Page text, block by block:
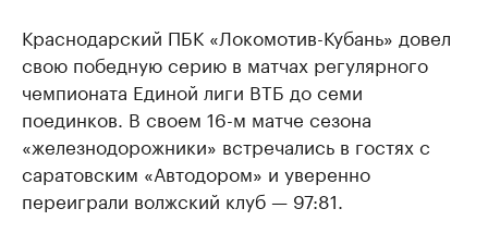
Краснодарский ПБК «Локомотив-Кубань» довел
свою победную серию в матчах регулярного
чемпионата Единой лиги ВТБ до семи
поединков. В своем 16-м матче сезона
«железнодорожники» встречались в гостях с
саратовским «Автодором» и уверенно
переиграли волжский клуб — 97:81.